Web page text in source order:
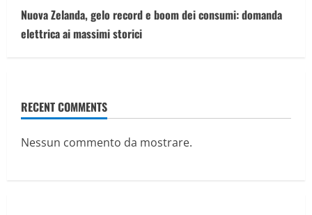
Nuova Zelanda, gelo record e boom dei consumi: domanda
elettrica ai massimi storici
RECENT COMMENTS
Nessun commento da mostrare.